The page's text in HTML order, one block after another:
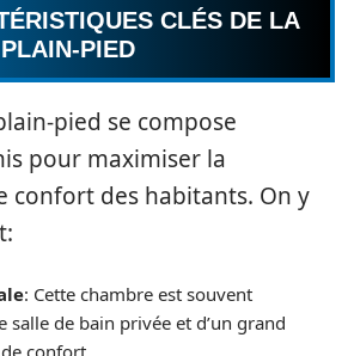
CLÉS DE LA
PIED
pied se compose
pour maximiser la
confort des habitants. On y
: Cette chambre est souvent
salle de bain privée et d’un grand
confort.